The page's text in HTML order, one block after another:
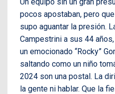
pocos apostaban, pero
supo aguantar la presión.
Campestrini a sus 44
un emocionado “Rocky”
saltando como un niño
2024 son una postal. La
la gente ni hablar. Que la